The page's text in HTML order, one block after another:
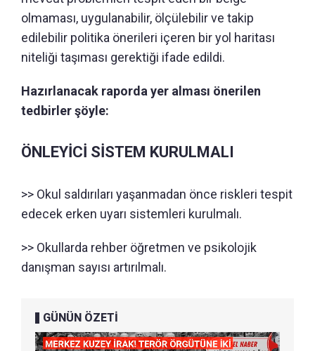
olmaması, uygulanabilir, ölçülebilir ve takip
edilebilir politika önerileri içeren bir yol haritası
niteliği taşıması gerektiği ifade edildi.
Hazırlanacak raporda yer alması önerilen
tedbirler şöyle:
ÖNLEYİCİ SİSTEM KURULMALI
>> Okul saldırıları yaşanmadan önce riskleri tespit
edecek erken uyarı sistemleri kurulmalı.
>> Okullarda rehber öğretmen ve psikolojik
danışman sayısı artırılmalı.
GÜNÜN ÖZETİ